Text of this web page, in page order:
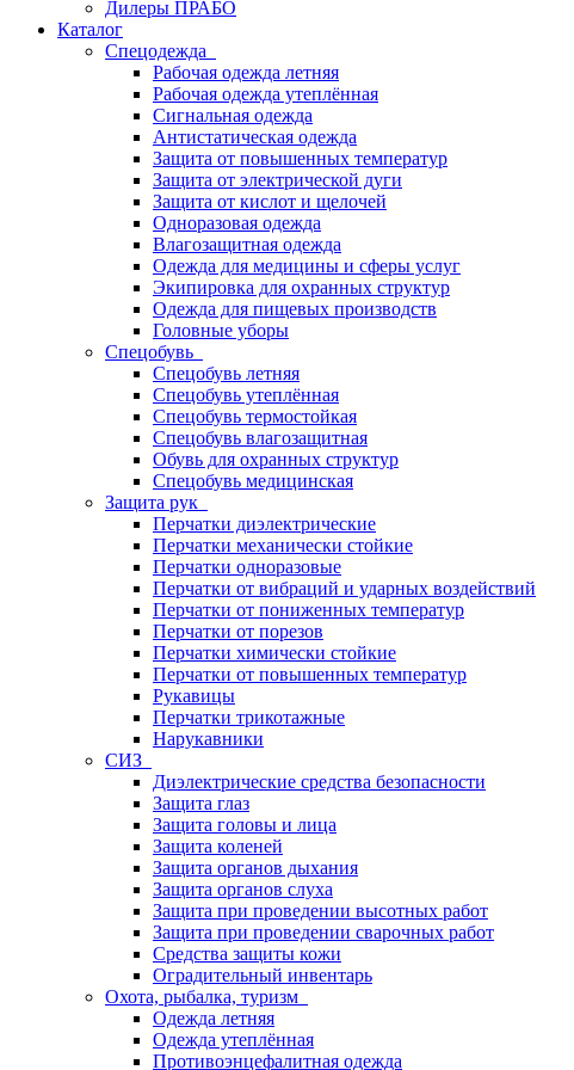
Дилеры ПРАБО
Каталог
Спецодежда
Рабочая одежда летняя
Рабочая одежда утеплённая
Сигнальная одежда
Антистатическая одежда
Защита от повышенных температур
Защита от электрической дуги
Защита от кислот и щелочей
Одноразовая одежда
Влагозащитная одежда
Одежда для медицины и сферы услуг
Экипировка для охранных структур
Одежда для пищевых производств
Головные уборы
Спецобувь
Спецобувь летняя
Спецобувь утеплённая
Спецобувь термостойкая
Спецобувь влагозащитная
Обувь для охранных структур
Спецобувь медицинская
Защита рук
Перчатки диэлектрические
Перчатки механически стойкие
Перчатки одноразовые
Перчатки от вибраций и ударных воздействий
Перчатки от пониженных температур
Перчатки от порезов
Перчатки химически стойкие
Перчатки от повышенных температур
Рукавицы
Перчатки трикотажные
Нарукавники
СИЗ
Диэлектрические средства безопасности
Защита глаз
Защита головы и лица
Защита коленей
Защита органов дыхания
Защита органов слуха
Защита при проведении высотных работ
Защита при проведении сварочных работ
Средства защиты кожи
Оградительный инвентарь
Охота, рыбалка, туризм
Одежда летняя
Одежда утеплённая
Противоэнцефалитная одежда